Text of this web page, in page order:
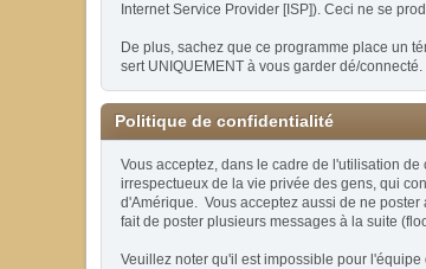
Internet Service Provider [ISP]). Ceci ne se
De plus, sachez que ce programme place un
sert UNIQUEMENT à vous garder dé/
Politique de confidentialité
Vous acceptez, dans le cadre de l'utilisation
irrespectueux de la vie privée des gens, qui
d'Amérique. Vous acceptez aussi de ne
fait de poster plusieurs messages à la suite
Veuillez noter qu'il est impossible pour